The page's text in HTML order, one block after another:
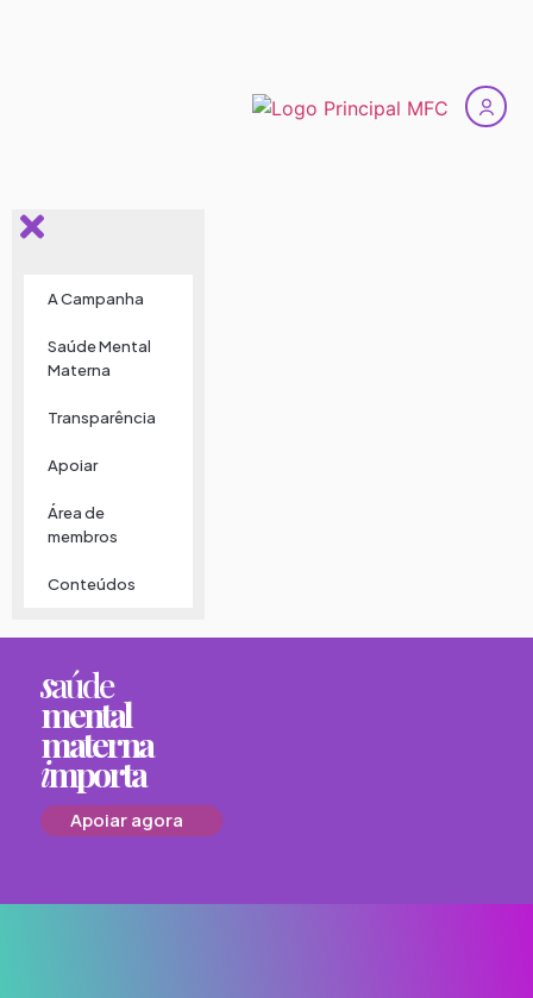
A Campanha
Saúde Mental
Materna
Transparência
Apoiar
Área de
membros
Conteúdos
saúde
mental
materna
importa
Apoiar agora